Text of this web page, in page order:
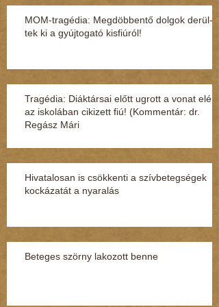
MOM-tragédia: Megdöbbentő dol­gok de­rül­
tek ki a gyúj­to­gató kisfi­ú­ról!
Tragédia: Diáktársai előtt ugrott a vonat elé
az iskolában cikizett fiú! (Kommentár: dr.
Regász Mári
Hivatalosan is csökkenti a szívbetegségek
kockázatát a nyaralás
Beteges szörny lakozott benne